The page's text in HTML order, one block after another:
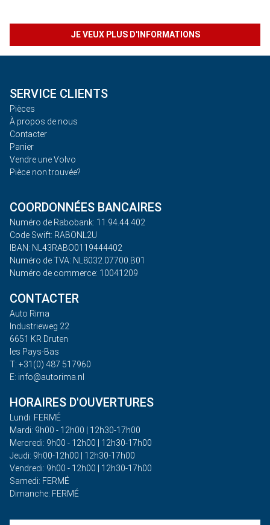
JE VEUX PLUS D'INFORMATIONS
SERVICE CLIENTS
Pièces
À propos de nous
Contacter
Panier
Vendre une Volvo
Pièce non trouvée?
COORDONNÉES BANCAIRES
Numéro de Rabobank: 11.94.44.402
Code Swift: RABONL2U
IBAN: NL43RABO0119444402
Numéro de TVA: NL8032.07700.B01
Numéro de commerce: 10041209
CONTACTER
Auto Rima
Industrieweg 22
6651 KR Druten
les Pays-Bas
T: +31(0) 487 517960
E: info@autorima.nl
HORAIRES D'OUVERTURES
Lundi: FERMÉ
Mardi: 9h00 - 12h00 | 12h30-17h00
Mercredi: 9h00 - 12h00 | 12h30-17h00
Jeudi: 9h00-12h00 | 12h30-17h00
Vendredi: 9h00 - 12h00 | 12h30-17h00
Samedi: FERMÉ
Dimanche: FERMÉ